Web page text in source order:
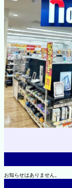
お知らせはありません。